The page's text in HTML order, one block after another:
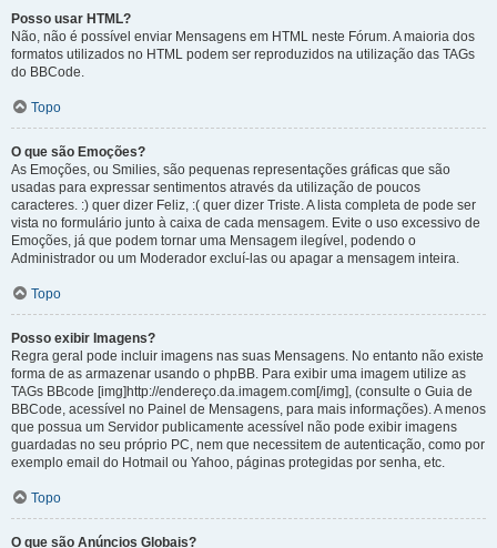
Posso usar HTML?
Não, não é possível enviar Mensagens em HTML neste Fórum. A maioria dos
formatos utilizados no HTML podem ser reproduzidos na utilização das TAGs
do BBCode.
Topo
O que são Emoções?
As Emoções, ou Smilies, são pequenas representações gráficas que são
usadas para expressar sentimentos através da utilização de poucos
caracteres. :) quer dizer Feliz, :( quer dizer Triste. A lista completa de pode ser
vista no formulário junto à caixa de cada mensagem. Evite o uso excessivo de
Emoções, já que podem tornar uma Mensagem ilegível, podendo o
Administrador ou um Moderador excluí-las ou apagar a mensagem inteira.
Topo
Posso exibir Imagens?
Regra geral pode incluir imagens nas suas Mensagens. No entanto não existe
forma de as armazenar usando o phpBB. Para exibir uma imagem utilize as
TAGs BBcode [img]http://endereço.da.imagem.com[/img], (consulte o Guia de
BBCode, acessível no Painel de Mensagens, para mais informações). A menos
que possua um Servidor publicamente acessível não pode exibir imagens
guardadas no seu próprio PC, nem que necessitem de autenticação, como por
exemplo email do Hotmail ou Yahoo, páginas protegidas por senha, etc.
Topo
O que são Anúncios Globais?